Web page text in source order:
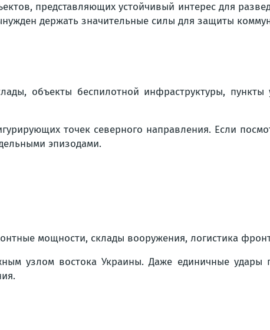
представляющих устойчивый интерес для
держать значительные силы для защиты
объекты беспилотной инфраструктуры,
точек северного направления. Если
эпизодами.
мощности, склады вооружения, логистика
узлом востока Украины. Даже единичные удары